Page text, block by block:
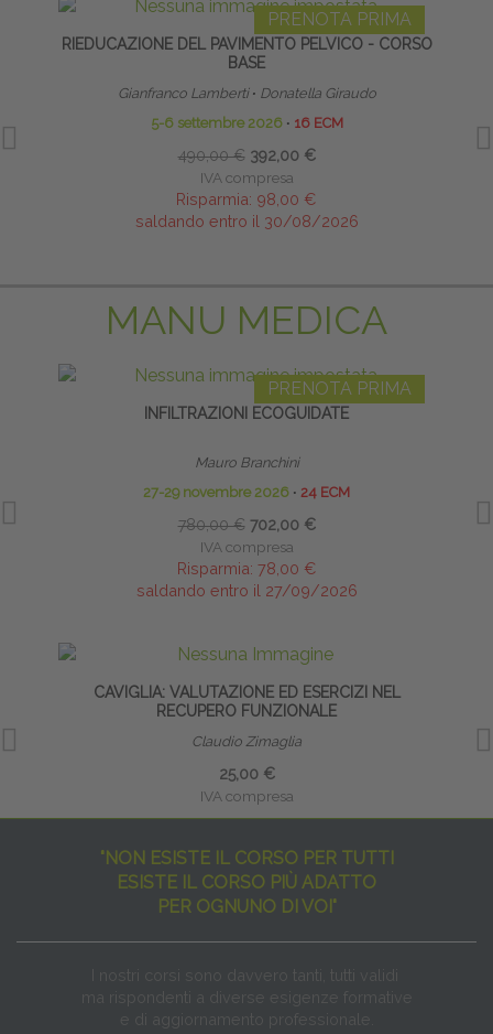
PRENOTA PRIMA
RIEDUCAZIONE DEL PAVIMENTO PELVICO - CORSO
BASE
Gianfranco Lamberti ∙ Donatella Giraudo
5-6 settembre 2026 ∙ 16 ECM
490,00 € 392,00 €
IVA compresa
Risparmia: 98,00 €
saldando entro il 30/08/2026
MANU MEDICA
PRENOTA PRIMA
INFILTRAZIONI ECOGUIDATE
Mauro Branchini
27-29 novembre 2026 ∙ 24 ECM
780,00 € 702,00 €
IVA compresa
Risparmia: 78,00 €
saldando entro il 27/09/2026
CAVIGLIA: VALUTAZIONE ED ESERCIZI NEL
RECUPERO FUNZIONALE
Claudio Zimaglia
25,00 €
IVA compresa
"NON ESISTE IL CORSO PER TUTTI
ESISTE IL CORSO PIÙ ADATTO
PER OGNUNO DI VOI"
I nostri corsi sono davvero tanti, tutti validi
ma rispondenti a diverse esigenze formative
e di aggiornamento professionale.